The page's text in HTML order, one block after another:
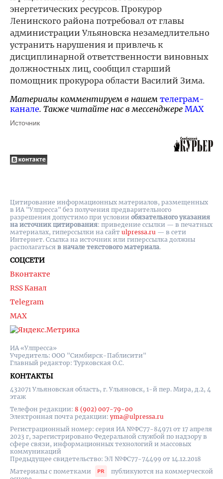
энергетических ресурсов. Прокурор
Ленинского района потребовал от главы
администрации Ульяновска незамедлительно
устранить нарушения и привлечь к
дисциплинарной ответственности виновных
должностных лиц, сообщил старший
помощник прокурора области Василий Зима.
Материалы комментируем в нашем телеграм-
канале. Также читайте нас в мессенджере MAX
Источник
ИА «Улпресса»
Учредитель: ООО "Симбирск-Паблисити"
Главный редактор: Турковская О.С.
КОНТАКТЫ
432071 Ульяновская область, г. Ульяновск, 1-й пер. Мира, д.2, 4
этаж
Телефон редакции: 8 (902) 007-79-00
Электронная почта редакции: yma@ulpressa.ru
Регистрационный номер: серия ИА №ФС77-84971 от 17 апреля
2023 г, зарегистрировано Федеральной службой по надзору в
сфере связи, информационных технологий и массовых
коммуникаций
Предыдущее свидетельство: ЭЛ №ФС77-74499 от 14.12.2018
Материалы с пометками
публикуются на коммерческой
СОЦСЕТИ
Вконтакте
RSS Канал
Telegram
MAX
Цитирование информационных материалов, размещенных
в ИА "Улпресса" без получения предварительного
разрешения допустимо при условии обязательного указания
на источник цитирования: приведение ссылки — в печатных
материалах, гиперссылки на cайт ulpressa.ru — в сети
Интернет. Ссылка на источник или гиперссылка должны
располагаться в начале текстового материала.